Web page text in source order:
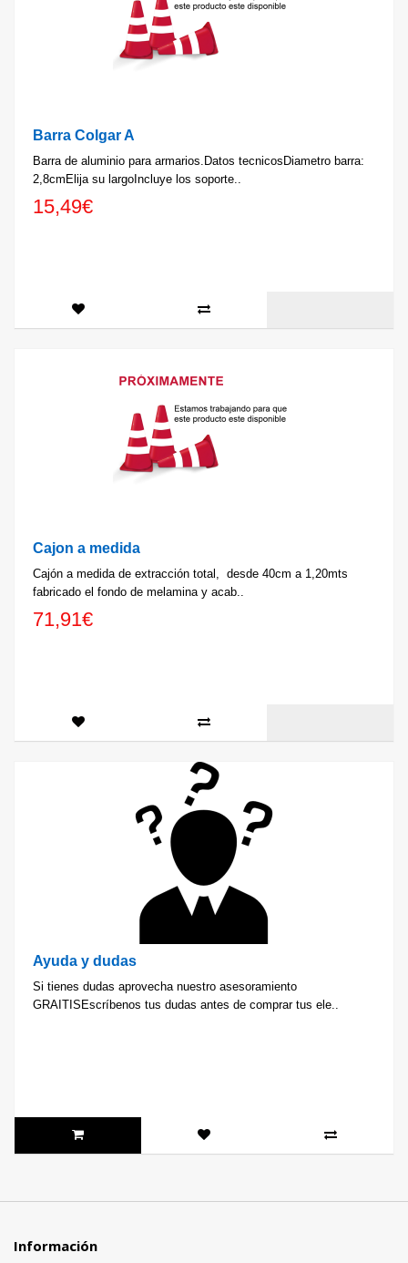
Barra Colgar A
Barra de aluminio para armarios.Datos tecnicosDiametro barra:
2,8cmElija su largoIncluye los soporte..
15,49€
Cajon a medida
Cajón a medida de extracción total, desde 40cm a 1,20mts
fabricado el fondo de melamina y acab..
71,91€
Ayuda y dudas
Si tienes dudas aprovecha nuestro asesoramiento
GRAITISEscríbenos tus dudas antes de comprar tus ele..
Información